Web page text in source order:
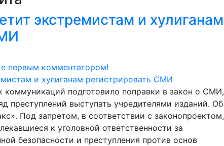
экстремистам и хулиганам
первым комментатором!
коммуникаций подготовило поправки в закон о СМИ,
выступать учредителями изданий. Об
Под запретом, в соответствии с законопроектом,
к уголовной ответственности за
безопасности и преступления против основ